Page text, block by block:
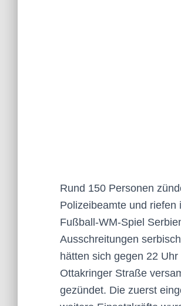
Rund 150 Personen
Polizeibeamte und
Fußball-WM-Spiel
Ausschreitungen
hätten sich gegen 22
Ottakringer Straße
gezündet. Die zuerst